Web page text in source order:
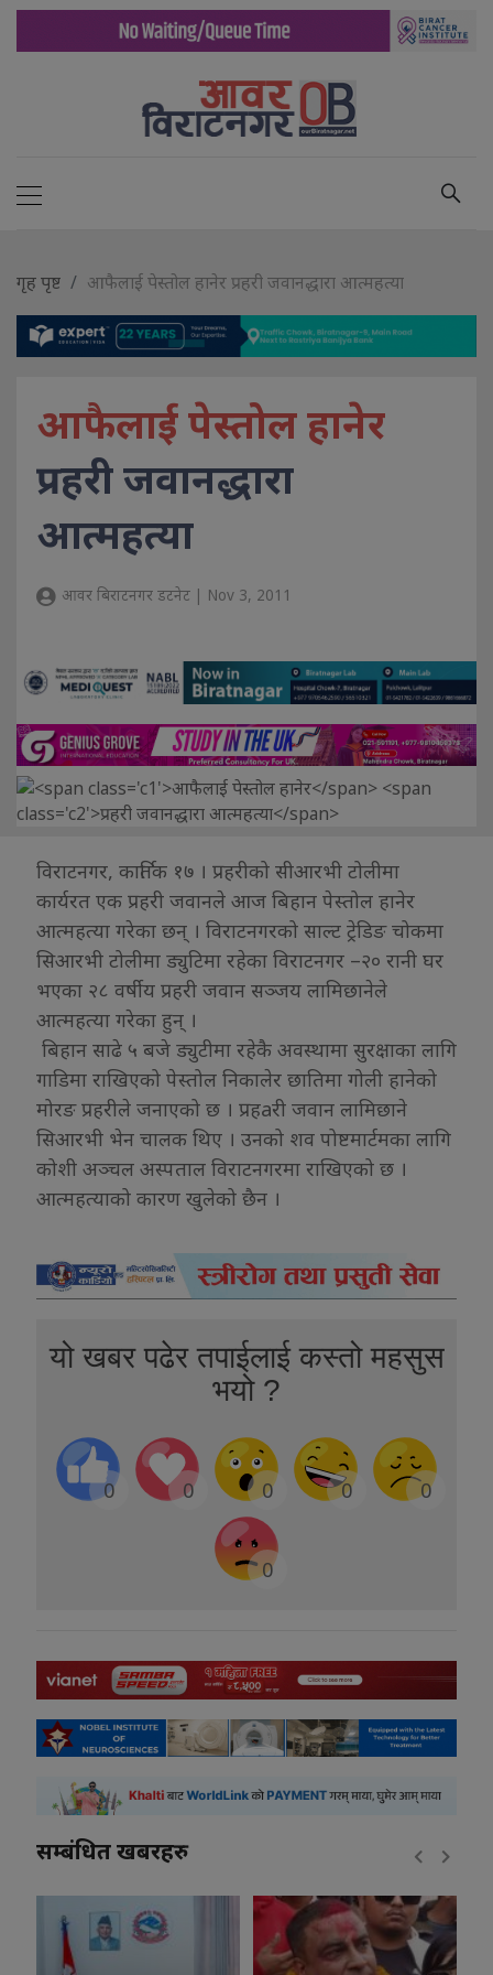
गृह पृष्ट आफैलाई पेस्तोल हानेर प्रहरी जवानद्धारा आत्महत्या
आफैलाई पेस्तोल हानेर
प्रहरी जवानद्धारा
आत्महत्या
आवर बिराटनगर डटनेट | Nov 3, 2011
विराटनगर, कार्तिक १७ । प्रहरीको सीआरभी टोलीमा
कार्यरत एक प्रहरी जवानले आज बिहान पेस्तोल हानेर
आत्महत्या गरेका छन् । विराटनगरको साल्ट ट्रेडिङ चोकमा
सिआरभी टोलीमा ड्युटिमा रहेका विराटनगर –२० रानी घर
भएका २८ वर्षीय प्रहरी जवान सञ्जय लामिछानेले
आत्महत्या गरेका हुन् ।
बिहान साढे ५ बजे ड्युटीमा रहेकै अवस्थामा सुरक्षाका लागि
गाडिमा राखिएको पेस्तोल निकालेर छातिमा गोली हानेको
मोरङ प्रहरीले जनाएको छ । प्रहaरी जवान लामिछाने
सिआरभी भेन चालक थिए । उनको शव पोष्टमार्टमका लागि
कोशी अञ्चल अस्पताल विराटनगरमा राखिएको छ ।
आत्महत्याको कारण खुलेको छैन ।
यो खबर पढेर तपाईलाई कस्तो महसुस
भयो ?
0 0 0 0 0
0
सम्बंधित खबरहरु